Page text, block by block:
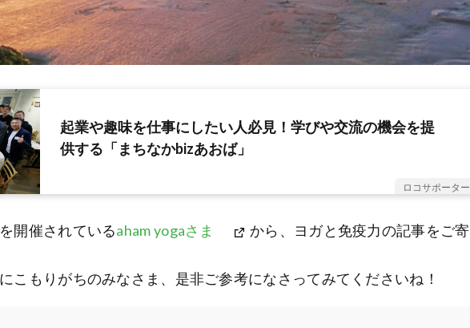
起業や趣味を仕事にしたい人必見！学びや交流の機会を提
供する「まちなかbizあおば」
ロコサポーター
開催されているaham yogaさま
から、ヨガと免疫力の記事をご寄
こもりがちのみなさま、是非ご参考になさってみてくださいね！